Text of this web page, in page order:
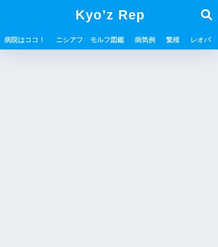
Kyo’z Rep
病院はココ！ ニシアフ モルフ図鑑 病気例 繁殖 レオパ